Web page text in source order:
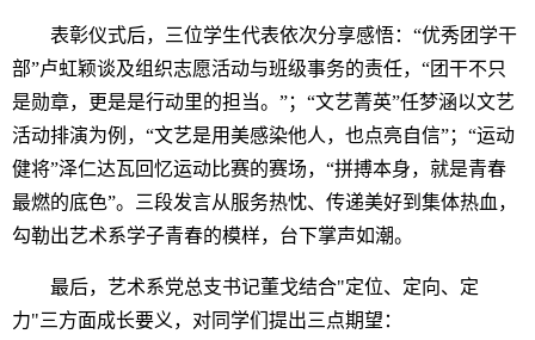
表彰仪式后，三位学生代表依次分享感悟：“优秀团学干
部”卢虹颖谈及组织志愿活动与班级事务的责任，“团干不只
是勋章，更是是行动里的担当。”；“文艺菁英”任梦涵以文艺
活动排演为例，“文艺是用美感染他人，也点亮自信”；“运动
健将”泽仁达瓦回忆运动比赛的赛场，“拼搏本身，就是青春
最燃的底色”。三段发言从服务热忱、传递美好到集体热血，
勾勒出艺术系学子青春的模样，台下掌声如潮。
最后，艺术系党总支书记董戈结合"定位、定向、定
力"三方面成长要义，对同学们提出三点期望：